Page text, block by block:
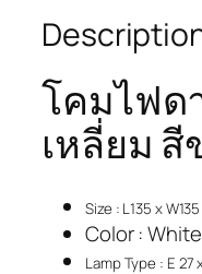
โคมไฟด
เหลี่ยม สี
Size : L135 x
Color : White
Lamp Type : E 27